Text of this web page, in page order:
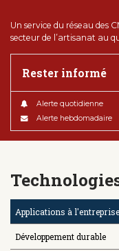
Un service du réseau des
secteur de l’artisanat au
Rester informé
Alerte quotidienne
Alerte hebdomadaire
Applications à l'entreprise
Développement durable